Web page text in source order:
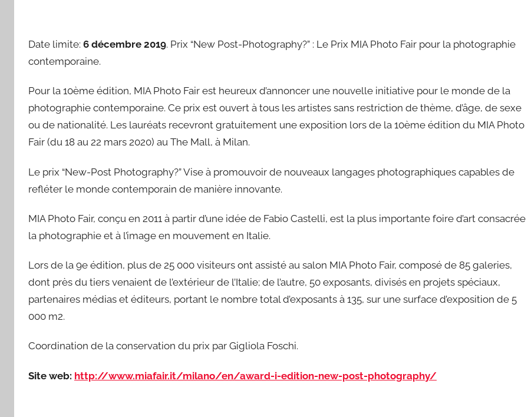
Date limite: 6 décembre 2019. Prix “New Post-Photography?” : Le Prix MIA Photo Fair pour la photographie
contemporaine.
Pour la 10ème édition, MIA Photo Fair est heureux d’annoncer une nouvelle initiative pour le monde de la
photographie contemporaine. Ce prix est ouvert à tous les artistes sans restriction de thème, d’âge, de sexe
ou de nationalité. Les lauréats recevront gratuitement une exposition lors de la 10ème édition du MIA Photo
Fair (du 18 au 22 mars 2020) au The Mall, à Milan.
Le prix “New-Post Photography?” Vise à promouvoir de nouveaux langages photographiques capables de
refléter le monde contemporain de manière innovante.
MIA Photo Fair, conçu en 2011 à partir d’une idée de Fabio Castelli, est la plus importante foire d’art consacrée
la photographie et à l’image en mouvement en Italie.
Lors de la 9e édition, plus de 25 000 visiteurs ont assisté au salon MIA Photo Fair, composé de 85 galeries,
dont près du tiers venaient de l’extérieur de l’Italie; de l’autre, 50 exposants, divisés en projets spéciaux,
partenaires médias et éditeurs, portant le nombre total d’exposants à 135, sur une surface d’exposition de 5
000 m2.
Coordination de la conservation du prix par Gigliola Foschi.
Site web: http://www.miafair.it/milano/en/award-i-edition-new-post-photography/